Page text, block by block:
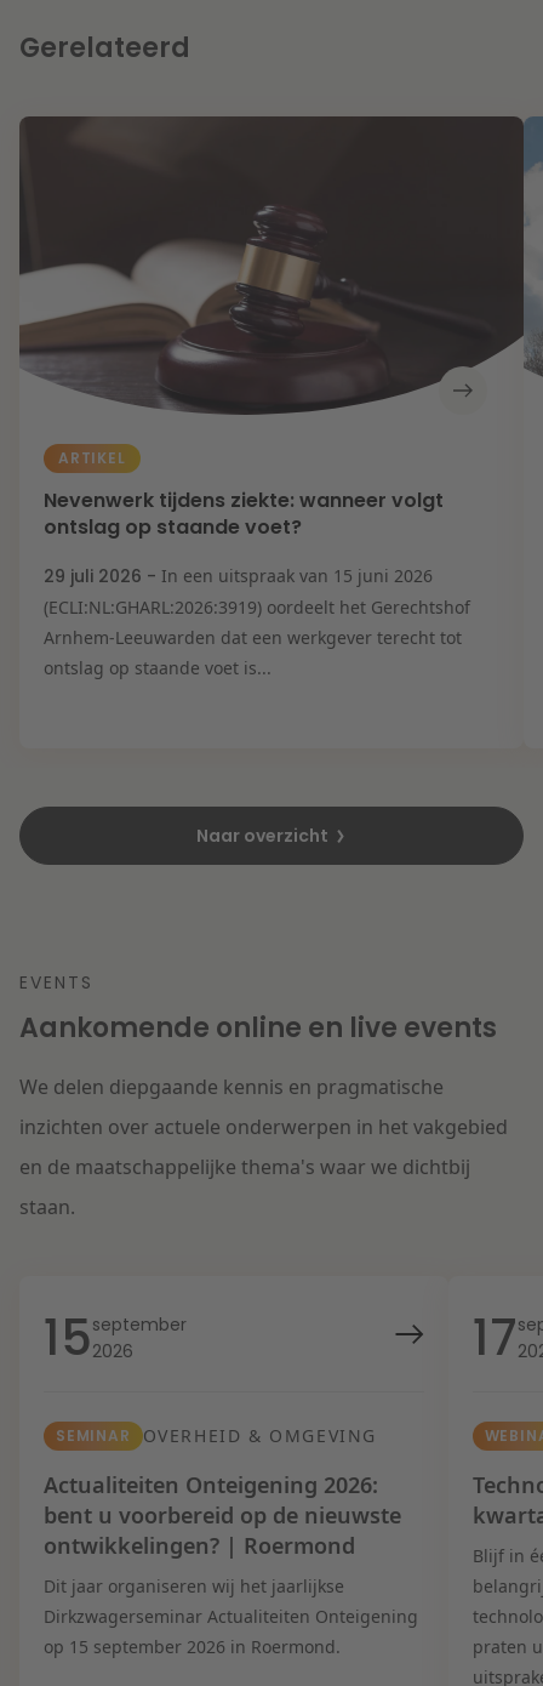
Gerelateerd
ARTIKEL
Nevenwerk tijdens ziekte: wanneer volgt
ontslag op staande voet?
29 juli 2026 - In een uitspraak van 15 juni 2026
(ECLI:NL:GHARL:2026:3919) oordeelt het Gerechtshof
Arnhem-Leeuwarden dat een werkgever terecht tot
ontslag op staande voet is...
Naar overzicht
EVENTS
Aankomende online en live events
We delen diepgaande kennis en pragmatische
inzichten over actuele onderwerpen in het vakgebied
en de maatschappelijke thema's waar we dichtbij
staan.
15september
2026
SEMINAR OVERHEID & OMGEVING
Actualiteiten Onteigening 2026:
bent u voorbereid op de nieuwste
ontwikkelingen? | Roermond
Dit jaar organiseren wij het jaarlijkse
Dirkzwagerseminar Actualiteiten Onteigening
op 15 september 2026 in Roermond.
17
Blijf in
praten